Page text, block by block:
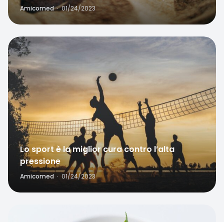
Amicomed · 01/24/2023
Favorite
Lo sport è la miglior cura contro l’alta
pressione
Amicomed · 01/24/2023